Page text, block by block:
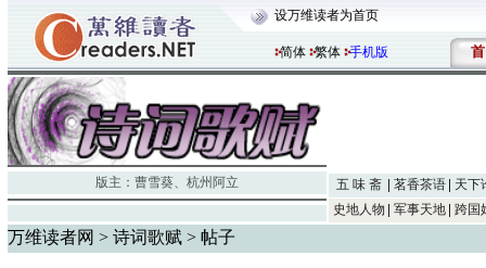
设万维读者为首页
简体 繁体 手机版 首
版主： 曹雪葵、 杭州阿立 五 味 斋 茗香茶语
天下
史地人物
军事天地 跨国
万维读者网 > 诗词歌赋 > 帖子